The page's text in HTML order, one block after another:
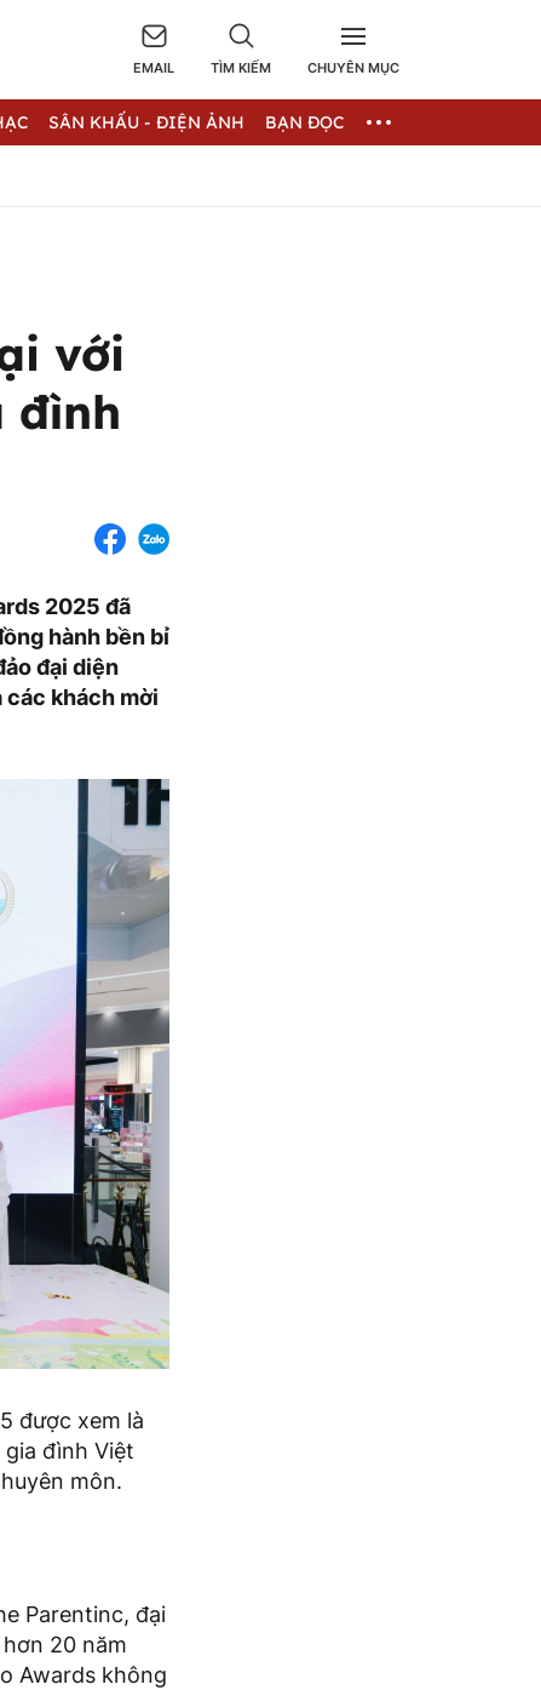
EMAIL TÌM KIẾM CHUYÊN MỤC
SÂN KHẤU - ĐIỆN ẢNH BẠN ĐỌC
với
đình
2025 đã
hành bền bỉ
đại diện
khách mời
được xem là
đình Việt
môn.
Parentinc, đại
20 năm
Awards không